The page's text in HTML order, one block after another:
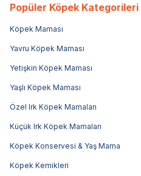
Popüler Köpek Kategorileri
Köpek Maması
Yavru Köpek Maması
Yetişkin Köpek Maması
Yaşlı Köpek Maması
Özel Irk Köpek Mamaları
Küçük Irk Köpek Mamaları
Köpek Konservesi & Yaş Mama
Köpek Kemikleri